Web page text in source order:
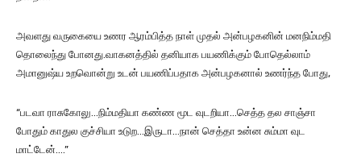
அவளது வருகையை உணர ஆரம்பித்த நாள் முதல் அன்பழகனின் மனநிம்மதி
தொலைந்து போனது.வாகனத்தில் தனியாக பயணிக்கும் போதெல்லாம்
அமானுஷ்ய உறவொன்று உடன் பயணிப்பதாக அன்பழகனால் உணர்ந்த போது,
“படவா ராசுகோலு..‌.நிம்மதியா கண்ண மூட வுடறியா…செத்த தல சாஞ்சா
போதும் காதுல குச்சியா உடுற…இருடா…நான் செத்தா உன்ன சும்மா வுட
மாட்டேன்….”